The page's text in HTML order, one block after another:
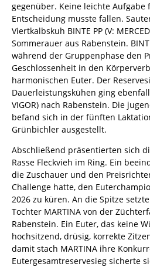
gegenüber. Keine leichte Aufgabe
Entscheidung musste fallen.
Viertkalbskuh BINTE PP (V:
Sommerauer aus Rabenstein.
während der Gruppenphase den
Geschlossenheit in den
harmonischen Euter. Der
Dauerleistungskühen ging
VIGOR) nach Rabenstein. Die
befand sich in der fünften
Grünbichler ausgestellt.
Abschließend präsentierten sich
Rasse Fleckvieh im Ring. Ein
die Zuschauer und den
Challenge hatte, den
2026 zu küren. An die Spitze setzte
Tochter MARTINA von der
Rabenstein. Ein Euter, das keine
hochsitzend, drüsig, korrekte
damit stach MARTINA ihre
Eutergesamtreservesieg sicherte